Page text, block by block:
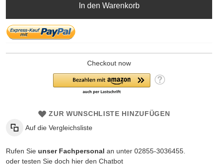
In den Warenkorb
Checkout now
ZUR WUNSCHLISTE HINZUFÜGEN
Auf die Vergleichsliste
Rufen Sie unser Fachpersonal an unter 02855-3036455.
oder testen Sie doch hier den Chatbot